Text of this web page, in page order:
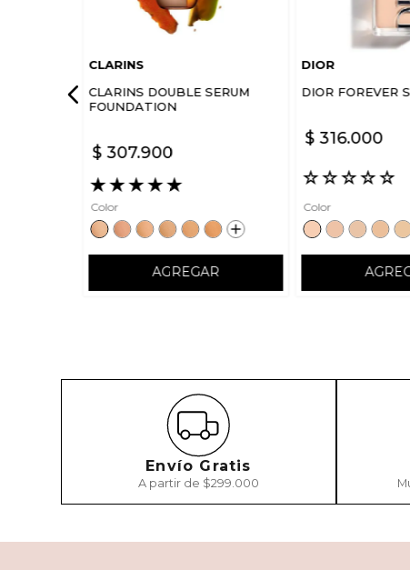
CLARINS
CLARINS DOUBLE SERUM
FOUNDATION
$ 307.900
★★★★★
Color
AGREGAR
DIOR
DIOR FOREVER
$ 316.000
☆☆☆☆☆
Color
Envío Gratis
A partir de $299.000